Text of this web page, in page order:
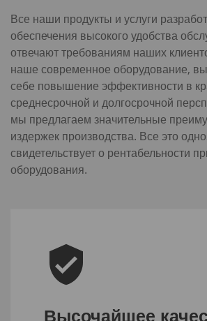
Все наши продукты и услуги
обеспечения высокого удобства
отвечают требованиям наших
наше современное оборудование,
себе повышение эффективности в
среднесрочной и долгосрочной
мы предлагаем значительные
издержек производства. Все это
свидетельствует о рентабельности
оборудования.
Высочайшее